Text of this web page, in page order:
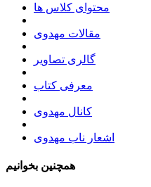
محتوای کلاس ها
مقالات مهدوی
گالری تصاویر
معرفی کتاب
کانال مهدوی
اشعار ناب مهدوی
همچنین بخوانیم